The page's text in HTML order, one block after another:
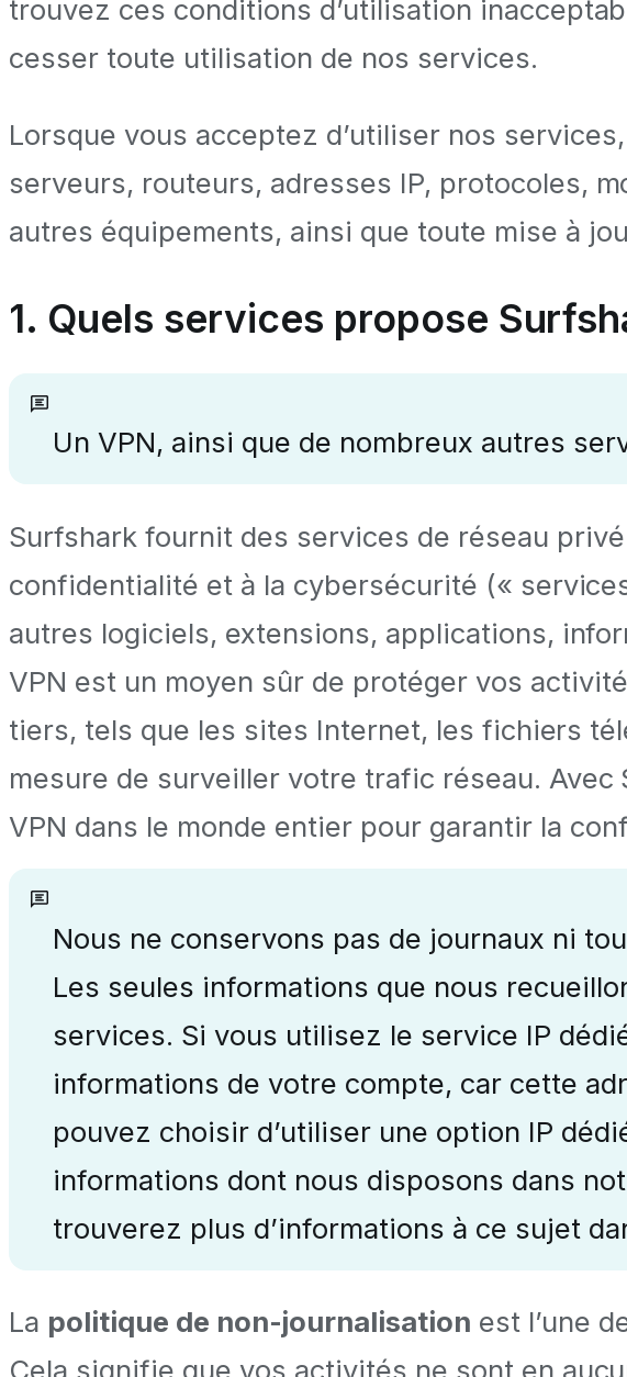
trouvez ces conditions d’utilisation
cesser toute utilisation de nos services.
Lorsque vous acceptez d’utiliser nos
serveurs, routeurs, adresses IP, protocoles,
autres équipements, ainsi que toute mise à
1. Quels services propose
Un VPN, ainsi que de nombreux autres
Surfshark fournit des services de réseau
confidentialité et à la cybersécurité («
autres logiciels, extensions, applications,
VPN est un moyen sûr de protéger vos
tiers, tels que les sites Internet, les fichiers
mesure de surveiller votre trafic réseau.
VPN dans le monde entier pour garantir la
Nous ne conservons pas de journaux ni
Les seules informations que nous
services. Si vous utilisez le service IP
informations de votre compte, car cette
pouvez choisir d’utiliser une option IP
informations dont nous disposons dans
trouverez plus d’informations à ce sujet
La politique de non-journalisation est l’une
Cela signifie que vos activités ne sont en